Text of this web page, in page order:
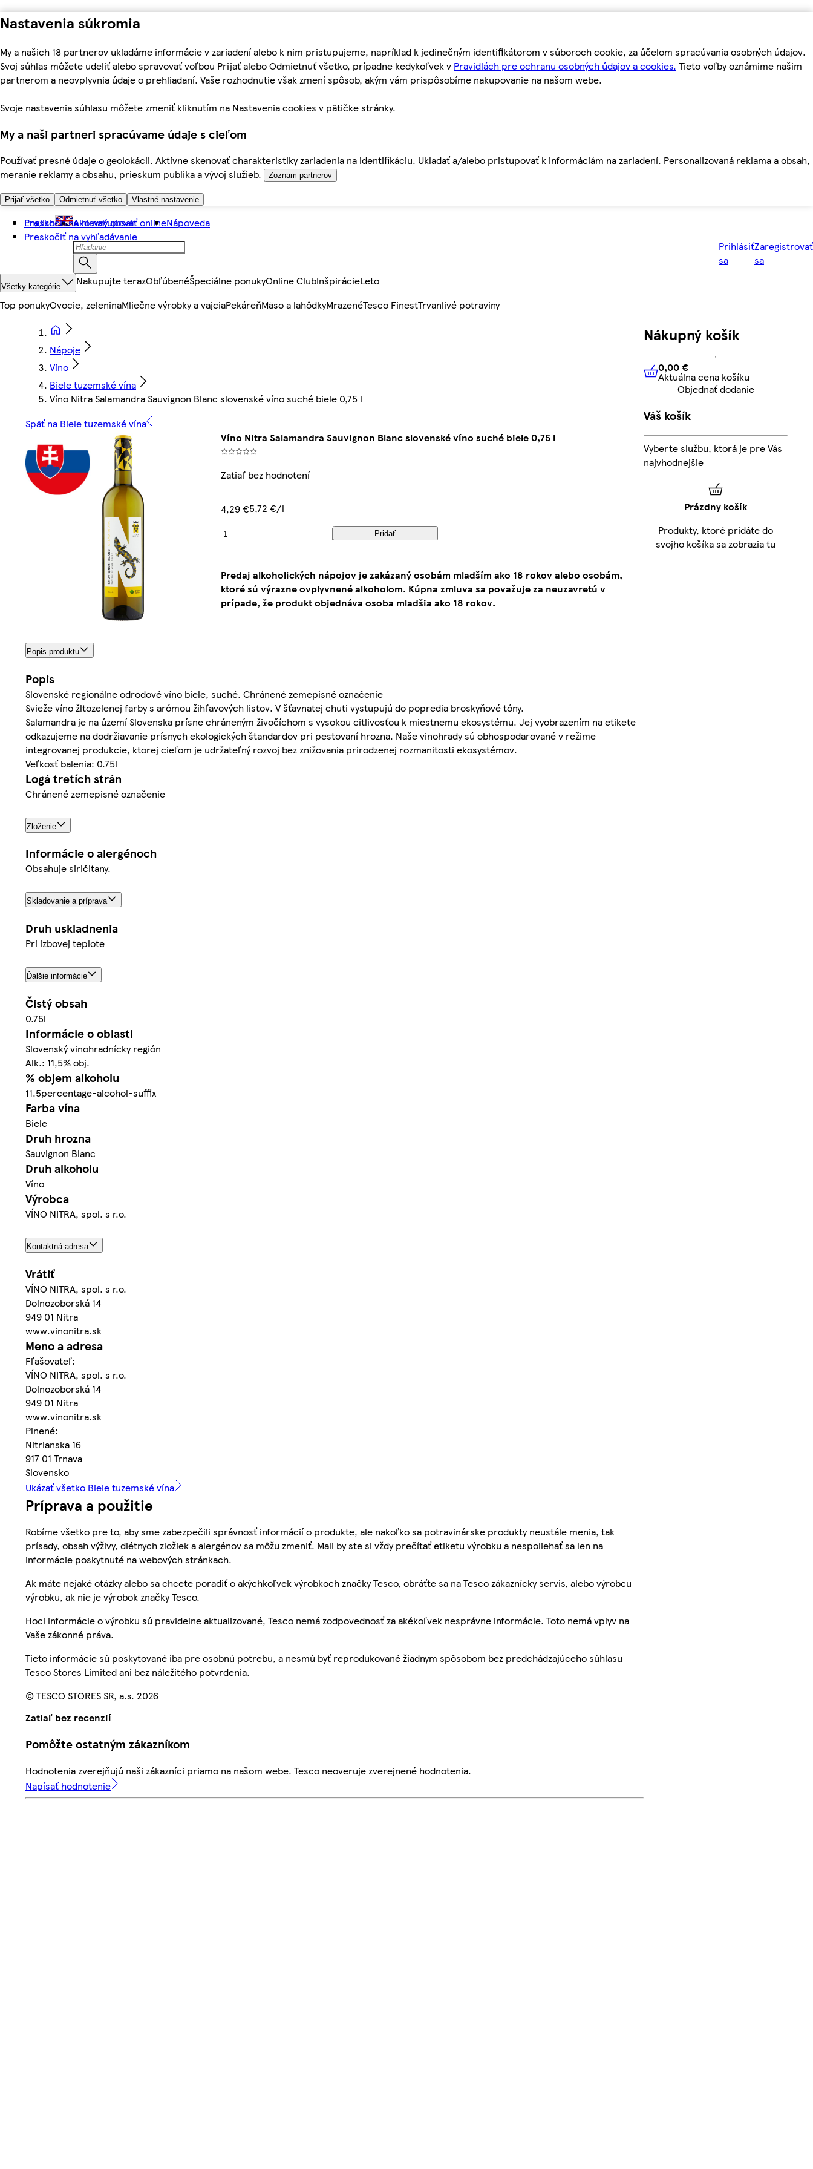
Nastavenia súkromia
My a našich 18 partnerov ukladáme informácie v zariadení alebo k nim pristupujeme, napríklad k jedinečným identifikátorom v súboroch cookie, za účelom spracúvania osobných údajov.
Svoj súhlas môžete udeliť alebo spravovať voľbou Prijať alebo Odmietnuť všetko, prípadne kedykoľvek v Pravidlách pre ochranu osobných údajov a cookies. Tieto voľby oznámime našim
partnerom a neovplyvnia údaje o prehliadaní. Vaše rozhodnutie však zmení spôsob, akým vám prispôsobíme nakupovanie na našom webe.
Svoje nastavenia súhlasu môžete zmeniť kliknutím na Nastavenia cookies v pätičke stránky.
My a naši partneri spracúvame údaje s cieľom
Používať presné údaje o geolokácii. Aktívne skenovať charakteristiky zariadenia na identifikáciu. Ukladať a/alebo pristupovať k informáciám na zariadení. Personalizovaná reklama a obsah,
meranie reklamy a obsahu, prieskum publika a vývoj služieb.
Zoznam partnerov
Prijať všetko Odmietnuť všetko Vlastné nastavenie
Preskočiť na hlavný obsah
Preskočiť na vyhľadávanie
English Ako nakupovať onlineNápoveda
Prihlásiť
sa
Zaregistrovať
sa
Všetky kategórie Nakupujte terazObľúbenéŠpeciálne ponukyOnline ClubInšpirácieLeto
Top ponukyOvocie, zeleninaMliečne výrobky a vajciaPekáreňMäso a lahôdkyMrazenéTesco FinestTrvanlivé potraviny
Nápoje
Víno
Biele tuzemské vína
Víno Nitra Salamandra Sauvignon Blanc slovenské víno suché biele 0,75 l
Späť na Biele tuzemské vína
Víno Nitra Salamandra Sauvignon Blanc slovenské víno suché biele 0,75 l
Zatiaľ bez hodnotení
4,29 €5,72 €/l
Pridať
Predaj alkoholických nápojov je zakázaný osobám mladším ako 18 rokov alebo osobám,
ktoré sú výrazne ovplyvnené alkoholom. Kúpna zmluva sa považuje za neuzavretú v
prípade, že produkt objednáva osoba mladšia ako 18 rokov.
Popis produktu
Popis
Slovenské regionálne odrodové víno biele, suché. Chránené zemepisné označenie
Svieže víno žltozelenej farby s arómou žihľavových listov. V šťavnatej chuti vystupujú do popredia broskyňové tóny.
Salamandra je na území Slovenska prísne chráneným živočíchom s vysokou citlivosťou k miestnemu ekosystému. Jej vyobrazením na etikete
odkazujeme na dodržiavanie prísnych ekologických štandardov pri pestovaní hrozna. Naše vinohrady sú obhospodarované v režime
integrovanej produkcie, ktorej cieľom je udržateľný rozvoj bez znižovania prirodzenej rozmanitosti ekosystémov.
Veľkosť balenia: 0.75l
Logá tretích strán
Chránené zemepisné označenie
Zloženie
Informácie o alergénoch
Obsahuje siričitany.
Skladovanie a príprava
Druh uskladnenia
Pri izbovej teplote
Ďalšie informácie
Čistý obsah
0.75l
Informácie o oblasti
Slovenský vinohradnícky región
Alk.: 11,5% obj.
% objem alkoholu
11.5percentage-alcohol-suffix
Farba vína
Biele
Druh hrozna
Sauvignon Blanc
Druh alkoholu
Víno
Výrobca
VÍNO NITRA, spol. s r.o.
Kontaktná adresa
Vrátiť
VÍNO NITRA, spol. s r.o.
Dolnozoborská 14
949 01 Nitra
www.vinonitra.sk
Meno a adresa
Fľašovateľ:
VÍNO NITRA, spol. s r.o.
Dolnozoborská 14
949 01 Nitra
www.vinonitra.sk
Plnené:
Nitrianska 16
917 01 Trnava
Slovensko
Ukázať všetko Biele tuzemské vína
Príprava a použitie
Robíme všetko pre to, aby sme zabezpečili správnosť informácií o produkte, ale nakoľko sa potravinárske produkty neustále menia, tak
prísady, obsah výživy, diétnych zložiek a alergénov sa môžu zmeniť. Mali by ste si vždy prečítať etiketu výrobku a nespoliehať sa len na
informácie poskytnuté na webových stránkach.
Ak máte nejaké otázky alebo sa chcete poradiť o akýchkoľvek výrobkoch značky Tesco, obráťte sa na Tesco zákaznícky servis, alebo výrobcu
výrobku, ak nie je výrobok značky Tesco.
Hoci informácie o výrobku sú pravidelne aktualizované, Tesco nemá zodpovednosť za akékoľvek nesprávne informácie. Toto nemá vplyv na
Vaše zákonné práva.
Tieto informácie sú poskytované iba pre osobnú potrebu, a nesmú byť reprodukované žiadnym spôsobom bez predchádzajúceho súhlasu
Tesco Stores Limited ani bez náležitého potvrdenia.
© TESCO STORES SR, a.s. 2026
Zatiaľ bez recenzií
Pomôžte ostatným zákazníkom
Hodnotenia zverejňujú naši zákazníci priamo na našom webe. Tesco neoveruje zverejnené hodnotenia.
Napísať hodnotenie
Nákupný košík
0,00 € Aktuálna cena košíku
0,00 €
Aktuálna cena košíku
Objednať dodanie
Váš košík
Vyberte službu, ktorá je pre Vás
najvhodnejšie
Prázdny košík
Produkty, ktoré pridáte do
svojho košíka sa zobrazia tu